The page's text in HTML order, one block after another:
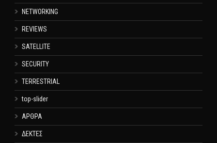
NETWORKING
REVIEWS
SATELLITE
SECURITY
TERRESTRIAL
top-slider
ΑΡΘΡΑ
ΔΕΚΤΕΣ